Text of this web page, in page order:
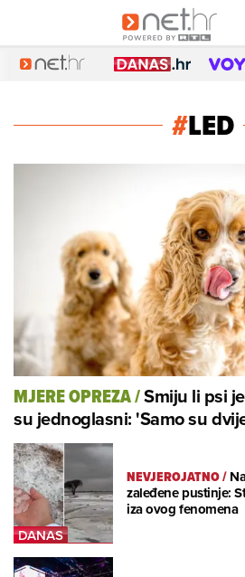
#LED
MJERE OPREZA/Smiju li psi
su jednoglasni: 'Samo su
NEVJEROJATNO/
zaleđene pustinje:
iza ovog fenomena